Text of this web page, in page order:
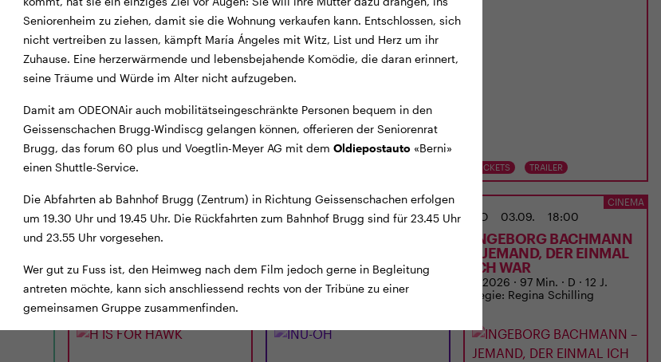
TICKETS TRAILER TICKETS TRAILER
LUNCHKINO CINEMA
MI 02.09. 18:00
H IS FOR HAWK
UK 2026 · 120 Min. · E/df · 12 J.
Regie: Philippa Lowthorpe
ANIMITTWOCH IM ODEON
MI 02.09. 20:15
JP/d · 12 J.
CINEMA
DO 03.09. 18:00
INGEBORG BACHMANN
– JEMAND, DER EINMAL
ICH WAR
D 2026 · 97 Min. · D · 12 J.
Regie: Regina Schilling
Seniorenheim zu ziehen, damit sie die Wohnung verkaufen kann. Entschlossen, sich
nicht vertreiben zu lassen, kämpft María Ángeles mit Witz, List und Herz um ihr
Zuhause. Eine herzerwärmende und lebensbejahende Komödie, die daran erinnert,
seine Träume und Würde im Alter nicht aufzugeben.
Damit am ODEONAir auch mobilitätseingeschränkte Personen bequem in den
Geissenschachen Brugg-Windiscg gelangen können, offerieren der Seniorenrat
Brugg, das forum 60 plus und Voegtlin-Meyer AG mit dem Oldiepostauto«Berni»
einen Shuttle-Service.
Die Abfahrten ab Bahnhof Brugg (Zentrum) in Richtung Geissenschachen erfolgen
um 19.30 Uhr und 19.45 Uhr. Die Rückfahrten zum Bahnhof Brugg sind für 23.45 Uhr
und 23.55 Uhr vorgesehen.
Wer gut zu Fuss ist, den Heimweg nach dem Film jedoch gerne in Begleitung
antreten möchte, kann sich anschliessend rechts von der Tribüne zu einer
gemeinsamen Gruppe zusammenfinden.